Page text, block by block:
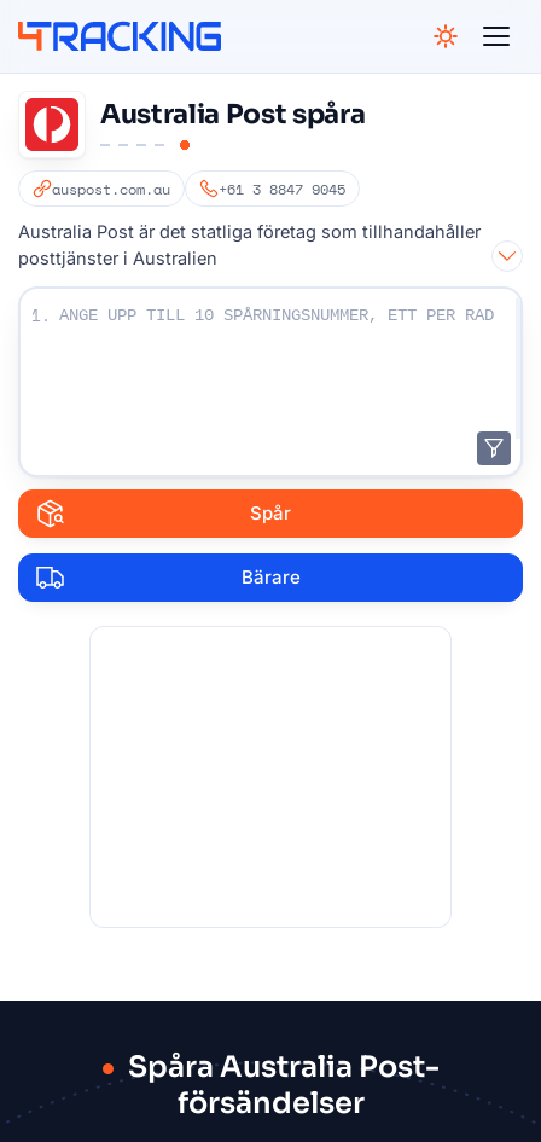
Australia Post spåra
auspost.com.au +61 3 8847 9045
Australia Post är det statliga företag som tillhandahåller
posttjänster i Australien
Ange dina spårningsnummer:
1.
Spår
Bärare
Spåra Australia Post-
försändelser